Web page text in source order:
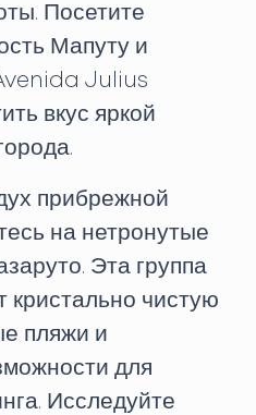
Посетите
Мапуту и
Julius
вкус яркой
прибрежной
на нетронутые
Эта группа
кристально чистую
пляжи и
для
Исследуйте